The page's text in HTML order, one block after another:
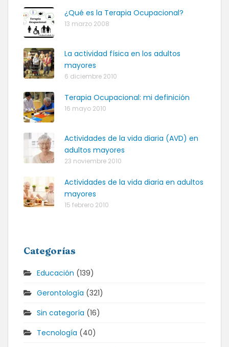
¿Qué es la Terapia Ocupacional?
13 marzo 2008
La actividad física en los adultos
mayores
6 diciembre 2010
Terapia Ocupacional: mi definición
16 mayo 2010
Actividades de la vida diaria (AVD) en
adultos mayores
23 noviembre 2010
Actividades de la vida diaria en adultos
mayores
15 febrero 2010
Categorías
Educación (139)
Gerontología (321)
Sin categoría (16)
Tecnología (40)